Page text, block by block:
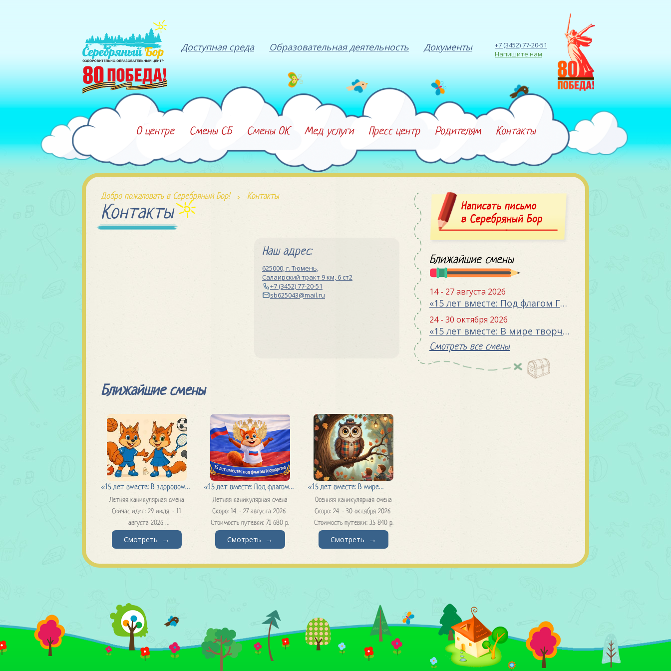
Доступная среда Образовательная деятельность Документы
+7 (3452) 77-20-51
Напишите нам
О центре Смены СБ Смены ОК Мед услуги Пресс центр Родителям Контакты
Ближайшие смены
14 - 27 августа 2026
«15 лет вместе: Под флагом Государства»
24 - 30 октября 2026
«15 лет вместе: В мире творчества»
Смотреть все смены
Добро пожаловать в Серебряный Бор! Контакты
Контакты
Наш адрес:
625000, г. Тюмень,
Салаирский тракт 9 км, 6 ст2
+7 (3452) 77-20-51
sb625043@mail.ru
Ближайшие смены
«15 лет вместе: В здоровом
теле – сила единства»
Летняя каникулярная смена
Сейчас идет: 29 июля - 11
августа 2026
Стоимость путевки: 71 680 р.
Смотреть
«15 лет вместе: Под флагом
Государства»
Летняя каникулярная смена
Скоро: 14 - 27 августа 2026
Стоимость путевки: 71 680 р.
Смотреть
«15 лет вместе: В мире
творчества»
Осенняя каникулярная смена
Скоро: 24 - 30 октября 2026
Стоимость путевки: 35 840 р.
Смотреть